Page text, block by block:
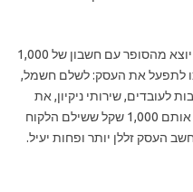
בעצם נרצה לבדוק מה קורה כאשר לקוח יוצא מהסופר עם חשבון של 1,000
1000 שקל הלכו לתפעל את העסק: לשלם חשמל,
לעובדים, שירותי ניקיון, את
הג'יפ של המנכ"ל וכו'. ככל שהחלק מתוך אותם 1,000 שקל ששילם הלקוח
העסק זללן יותר ופחות יעיל.